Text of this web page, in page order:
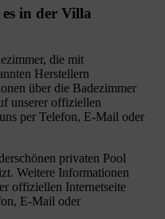
in der Villa
die mit
Herstellern
über die Badezimmer
unserer offiziellen
per Telefon, E-Mail oder
privaten Pool
Weitere Informationen
offiziellen Internetseite
E-Mail oder